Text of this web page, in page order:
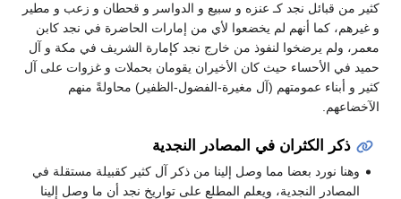
كثير من قبائل نجد كـ عنزه و سبيع و الدواسر و قحطان و زعب و مطير
و غيرهم، كما أنهم لم يخضعوا لأي من إمارات الحاضرة في نجد كابن
معمر، ولم يرضخوا لنفوذ من خارج نجد كإمارة الشريف في مكة و آل
حميد في الأحساء حيث كان الأخيران يقومان بحملات و غزوات على آل
كثير و أبناء عمومتهم (آل مغيرة-الفضول-الظفير) محاولةً منهم
الآخضاعهم.
ذكر الكثران في المصادر النجدية
وهنا نورد بعضا مما وصل إلينا من ذكر آل كثير كقبيلة مستقلة في
المصادر النجدية، ويعلم المطلع على تواريخ نجد أن ما وصل إلينا